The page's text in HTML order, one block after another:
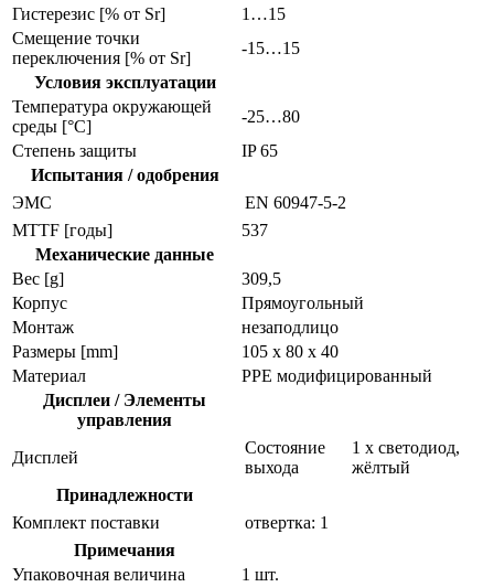
Гистерезис [% от Sr]
1…15
Смещение точки
переключения [% от Sr]
-15…15
Условия эксплуатации
Температура окружающей
среды [°C]
-25…80
Степень защиты
IP 65
Испытания / одобрения
ЭMC
EN 60947-5-2
MTTF [годы]
537
Механические данные
Вес [g]
309,5
Корпус
Прямоугольный
Монтаж
незаподлицо
Размеры [mm]
105 x 80 x 40
Материал
PPE модифицированный
Дисплеи / Элементы
управления
Дисплей
Состояние
выхода
1 x светодиод,
жёлтый
Принадлежности
Комплект поставки
отвертка: 1
Примечания
Упаковочная величина
1 шт.